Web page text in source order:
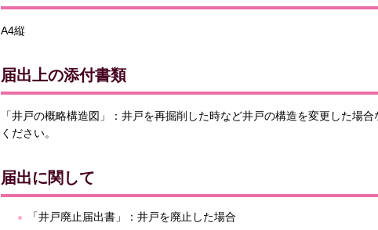
A4縦
届出上の添付書類
「井戸の概略構造図」：井戸を再掘削した時など井戸の構造を変更した場
ください。
届出に関して
「井戸廃止届出書」：井戸を廃止した場合